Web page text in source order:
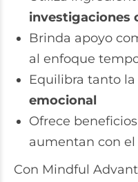
investigaciones
Brinda apoyo
al enfoque
Equilibra tanto la
emocional
Ofrece
aumentan con
Con Mindful